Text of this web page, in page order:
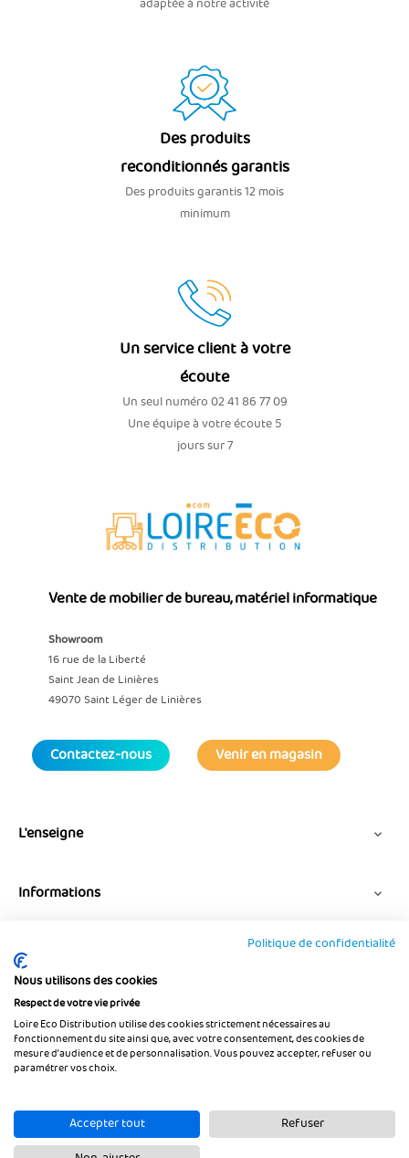
adaptée à notre activité
Des produits
reconditionnés garantis
Des produits garantis 12 mois
minimum
Un service client à votre
écoute
Un seul numéro 02 41 86 77 09
Une équipe à votre écoute 5
jours sur 7
Vente de mobilier de bureau, matériel informatique
Showroom
16 rue de la Liberté
Saint Jean de Linières
49070 Saint Léger de Linières
Contactez-nous Venir en magasin
L'enseigne 
Informations 
Suivez-nous
©2012-2026, Loire-ecodistribution.com |
Politique de confidentialité
Nous utilisons des cookies
Respect de votre vie privée
Loire Eco Distribution utilise des cookies strictement nécessaires au
fonctionnement du site ainsi que, avec votre consentement, des cookies de
mesure d’audience et de personnalisation. Vous pouvez accepter, refuser ou
paramétrer vos choix.
Accepter tout
Refuser